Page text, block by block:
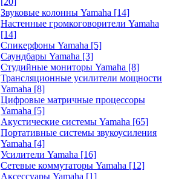
Звуковые колонны Yamaha [14]
Настенные громкоговорители Yamaha
[14]
Спикерфоны Yamaha [5]
Саундбары Yamaha [3]
Студийные мониторы Yamaha [8]
Трансляционные усилители мощности
Yamaha [8]
Цифровые матричные процессоры
Yamaha [5]
Акустические системы Yamaha [65]
Портативные системы звукоусиления
Yamaha [4]
Усилители Yamaha [16]
Сетевые коммутаторы Yamaha [12]
Аксессуары Yamaha [1]